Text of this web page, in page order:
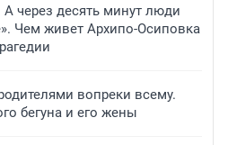
через десять минут люди
Чем живет Архипо-Осиповка
вопреки всему.
бегуна и его жены